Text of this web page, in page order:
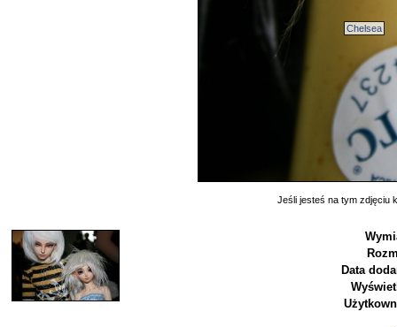
Chelsea
Jeśli jesteś na tym zdjęciu
Data